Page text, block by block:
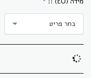
בחר פריט